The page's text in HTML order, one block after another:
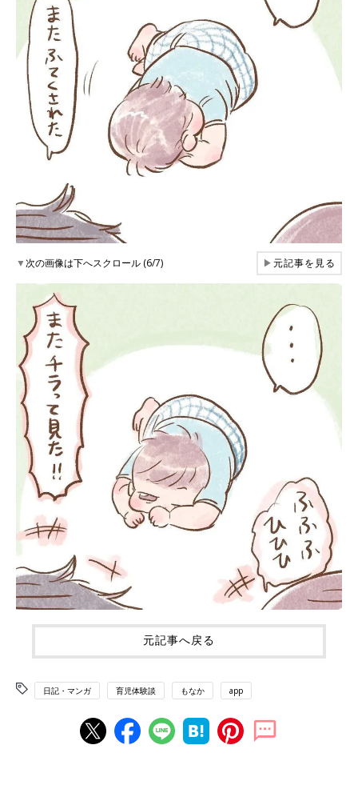
▼次の画像は下へスクロール (6/7) ▶元記事を見る
元記事へ戻る
日記・マンガ 育児体験談 もなか app